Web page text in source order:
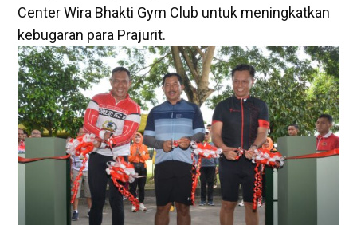
Center Wira Bhakti Gym Club untuk meningkatkan
kebugaran para Prajurit.